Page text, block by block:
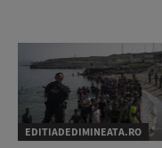
EDITIADEDIMINEATA.RO